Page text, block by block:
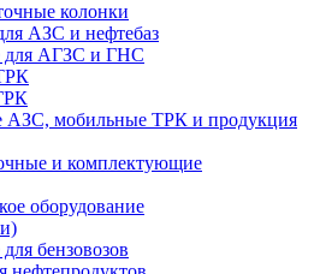
колонки
АЗС и нефтебаз
для АГЗС и ГНС
АЗС, мобильные ТРК и продукция
и комплектующие
оборудование
бензовозов